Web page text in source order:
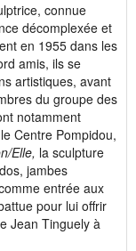
connue
décomplexée et
en 1955 dans les
amis, ils se
artistiques, avant
du groupe des
notamment
Centre Pompidou,
Elle, la sculpture
jambes
entrée aux
pour lui offrir
Jean Tinguely à